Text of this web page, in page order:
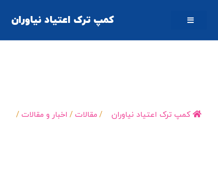
کمپ ترک اعتیاد نیاوران
کمپ ترک اعتیاد نیاوران / مقالات / اخبار و مقالات /